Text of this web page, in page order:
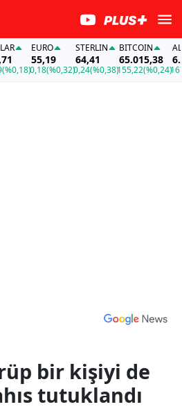
EURO
55,19
0,18(%0,32)
STERLIN
64,41
0,24(%0,38)
BITCOIN
65.015,38
155,22(%0,24)
bir kişiyi de
tutuklandı